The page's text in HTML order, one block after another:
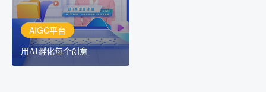
AIGC平台
用AI孵化每个创意